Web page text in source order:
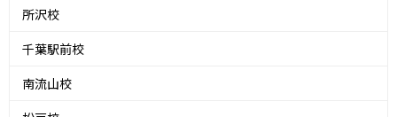
所沢校
千葉駅前校
南流山校